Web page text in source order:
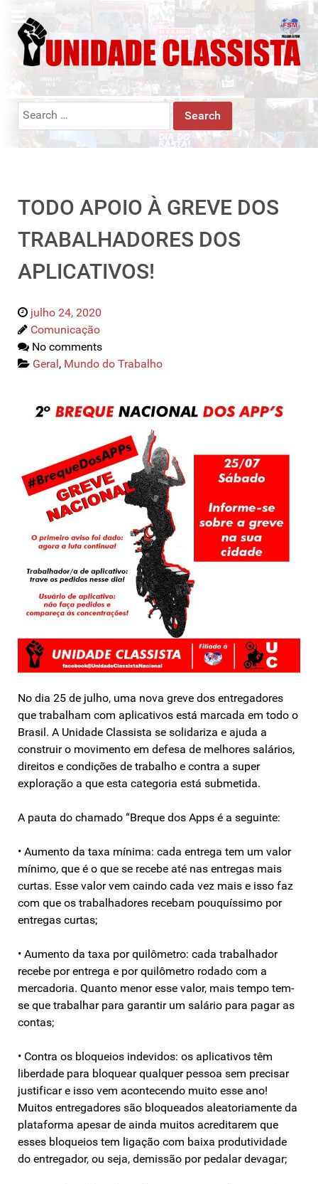
Search
TODO APOIO À GREVE DOS
TRABALHADORES DOS
APLICATIVOS!
julho 24, 2020
Comunicação
No comments
Geral, Mundo do Trabalho
No dia 25 de julho, uma nova greve dos entregadores
que trabalham com aplicativos está marcada em todo o
Brasil. A Unidade Classista se solidariza e ajuda a
construir o movimento em defesa de melhores salários,
direitos e condições de trabalho e contra a super
exploração a que esta categoria está submetida.
A pauta do chamado “Breque dos Apps é a seguinte:
• Aumento da taxa mínima: cada entrega tem um valor
mínimo, que é o que se recebe até nas entregas mais
curtas. Esse valor vem caindo cada vez mais e isso faz
com que os trabalhadores recebam pouquíssimo por
entregas curtas;
• Aumento da taxa por quilômetro: cada trabalhador
recebe por entrega e por quilômetro rodado com a
mercadoria. Quanto menor esse valor, mais tempo tem-
se que trabalhar para garantir um salário para pagar as
contas;
• Contra os bloqueios indevidos: os aplicativos têm
liberdade para bloquear qualquer pessoa sem precisar
justificar e isso vem acontecendo muito esse ano!
Muitos entregadores são bloqueados aleatoriamente da
plataforma apesar de ainda muitos acreditarem que
esses bloqueios tem ligação com baixa produtividade
do entregador, ou seja, demissão por pedalar devagar;